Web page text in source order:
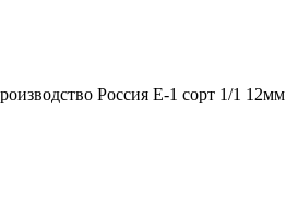
Россия Е-1 сорт 1/1 12мм